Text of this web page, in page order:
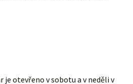
je otevřeno v sobotu a v neděli v